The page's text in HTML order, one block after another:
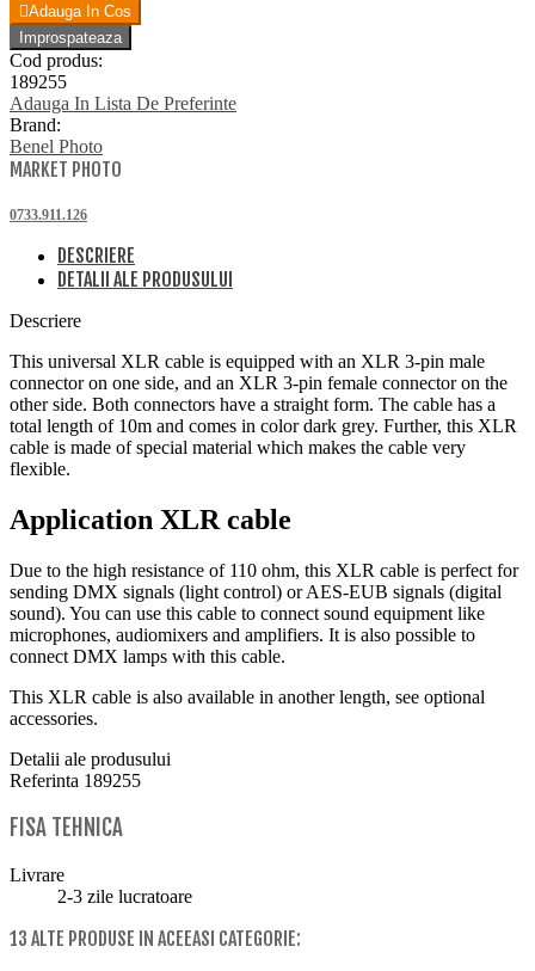
Adauga In Cos
Cod produs:
189255
Adauga In Lista De Preferinte
Brand:
Benel Photo
MARKET PHOTO
0733.911.126
DESCRIERE
DETALII ALE PRODUSULUI
Descriere
This universal XLR cable is equipped with an XLR 3-pin male
connector on one side, and an XLR 3-pin female connector on the
other side. Both connectors have a straight form. The cable has a
total length of 10m and comes in color dark grey. Further, this XLR
cable is made of special material which makes the cable very
flexible.
Application XLR cable
Due to the high resistance of 110 ohm, this XLR cable is perfect for
sending DMX signals (light control) or AES-EUB signals (digital
sound). You can use this cable to connect sound equipment like
microphones, audiomixers and amplifiers. It is also possible to
connect DMX lamps with this cable.
This XLR cable is also available in another length, see optional
accessories.
Detalii ale produsului
Referinta 189255
FISA TEHNICA
Livrare
2-3 zile lucratoare
13 ALTE PRODUSE IN ACEEASI CATEGORIE: